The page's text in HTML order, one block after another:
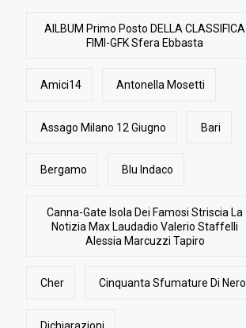
AlLBUM Primo Posto DELLA CLASSIFICA
FIMI-GFK Sfera Ebbasta
Amici14 Antonella Mosetti
Assago Milano 12 Giugno Bari
Bergamo Blu Indaco
Canna-Gate Isola Dei Famosi Striscia La
Notizia Max Laudadio Valerio Staffelli
Alessia Marcuzzi Tapiro
Cher Cinquanta Sfumature Di Nero
Dichiarazioni